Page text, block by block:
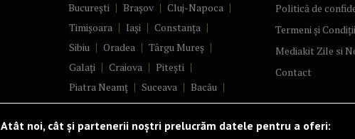
București Brașov
Cluj-Napoca
Timișoara
Iași
Constanța
Sibiu
Oradea
Târgu Mureș
Galați
Craiova
Pitești
Piatra Neamț
Suceava
Bacău
Brăila
Ploiești
Râmnicu Vâlcea
Alba Iulia
Arad
Bistrița
Politică de
Termeni și Condiții
Mediakit Zile si
Contact
Atât noi, cât și partenerii noștri prelucrăm datele pentru a oferi: